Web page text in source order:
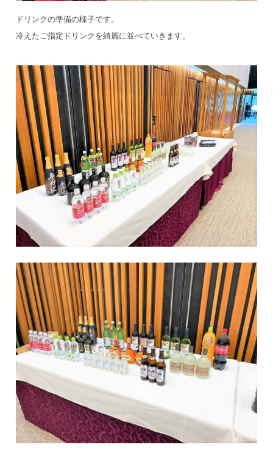
ドリンクの準備の様子です。
冷えたご指定ドリンクを綺麗に並べていきます。